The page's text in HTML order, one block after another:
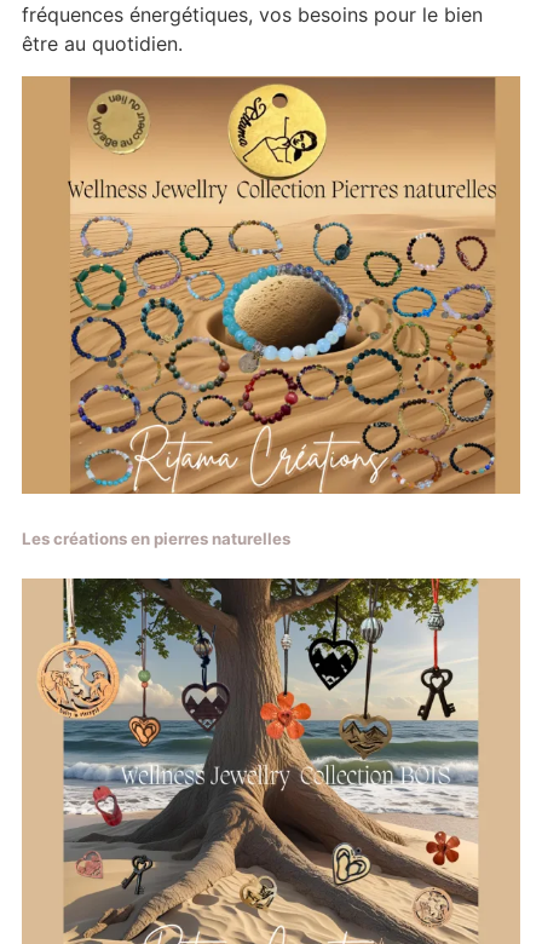
fréquences énergétiques, vos besoins pour le bien
être au quotidien.
Les créations en pierres naturelles